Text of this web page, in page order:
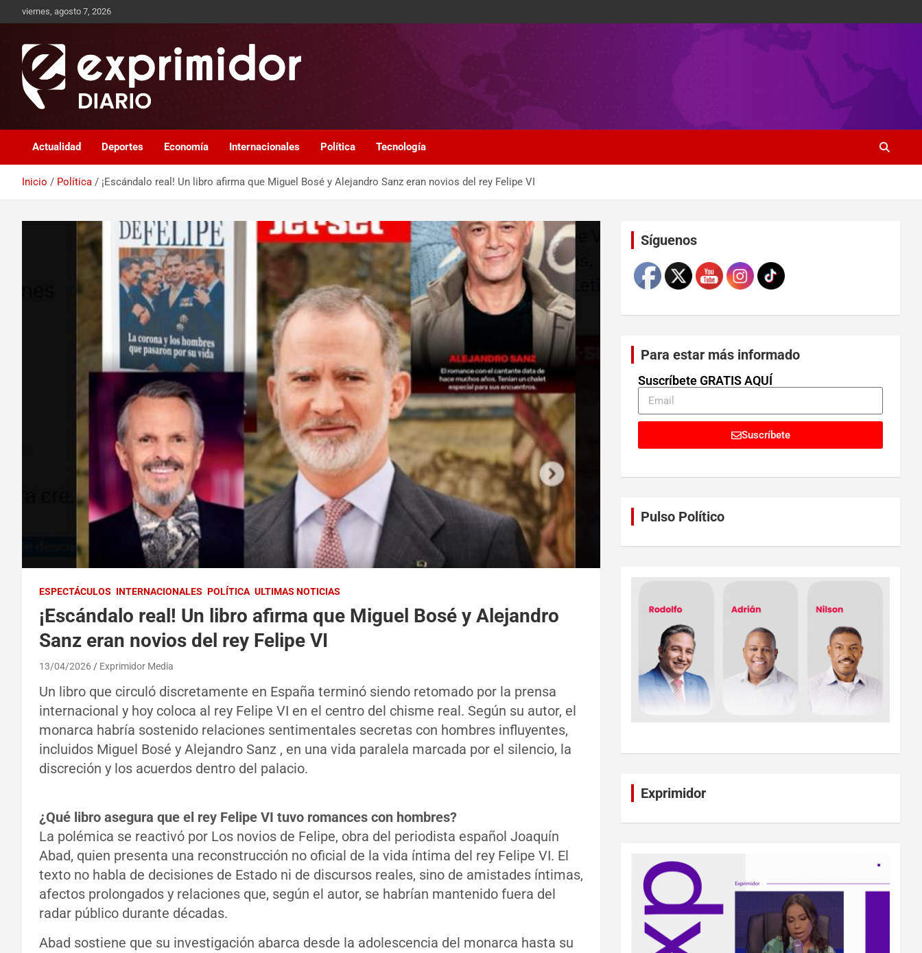
viernes, agosto 7, 2026
Exprimidor media
Actualidad Deportes Economía Internacionales Política Tecnología
Inicio Política ¡Escándalo real! Un libro afirma que Miguel Bosé y Alejandro Sanz eran novios del rey Felipe VI
ESPECTÁCULOS INTERNACIONALES POLÍTICA ULTIMAS NOTICIAS
¡Escándalo real! Un libro afirma que Miguel Bosé y Alejandro
Sanz eran novios del rey Felipe VI
13/04/2026 Exprimidor Media
Un libro que circuló discretamente en España terminó siendo retomado por la prensa
internacional y hoy coloca al rey Felipe VI en el centro del chisme real. Según su autor, el
monarca habría sostenido relaciones sentimentales secretas con hombres influyentes,
incluidos Miguel Bosé y Alejandro Sanz , en una vida paralela marcada por el silencio, la
discreción y los acuerdos dentro del palacio.
¿Qué libro asegura que el rey Felipe VI tuvo romances con hombres?
La polémica se reactivó por Los novios de Felipe, obra del periodista español Joaquín
Abad, quien presenta una reconstrucción no oficial de la vida íntima del rey Felipe VI. El
texto no habla de decisiones de Estado ni de discursos reales, sino de amistades íntimas,
afectos prolongados y relaciones que, según el autor, se habrían mantenido fuera del
radar público durante décadas.
Abad sostiene que su investigación abarca desde la adolescencia del monarca hasta su
SíguenosSet Youtube Channel ID
Para estar más informado
Suscríbete GRATIS AQUÍ
Suscríbete
Pulso Político
Exprimidor